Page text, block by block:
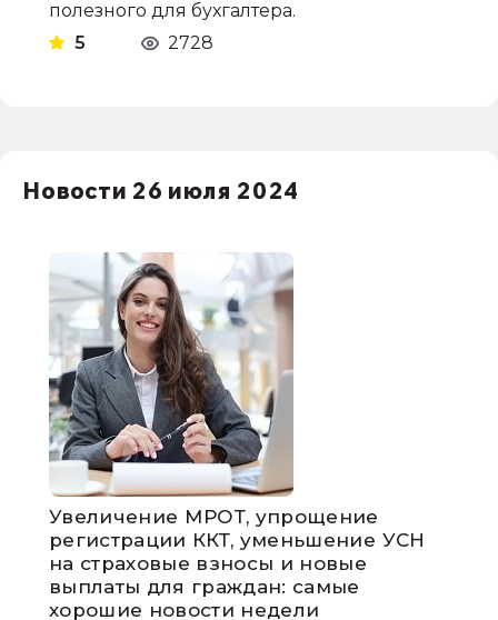
полезного для бухгалтера.
5
2728
Новости 26 июля 2024
Увеличение МРОТ, упрощение
регистрации ККТ, уменьшение УСН
на страховые взносы и новые
выплаты для граждан: самые
хорошие новости недели